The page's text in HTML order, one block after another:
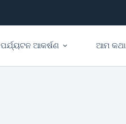
ପର୍ଯ୍ୟଟନ ଆକର୍ଷଣ ଆମ କଥା